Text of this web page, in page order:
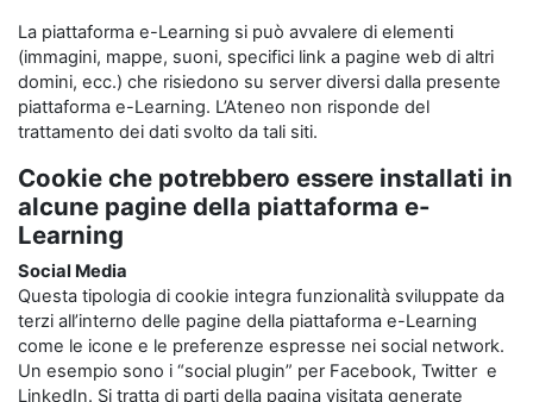
La piattaforma e-Learning si può avvalere di elementi
(immagini, mappe, suoni, specifici link a pagine web di altri
domini, ecc.) che risiedono su server diversi dalla presente
piattaforma e-Learning. L’Ateneo non risponde del
trattamento dei dati svolto da tali siti.
Cookie che potrebbero essere installati in
alcune pagine della piattaforma e-
Learning
Social Media
Questa tipologia di cookie integra funzionalità sviluppate da
terzi all’interno delle pagine della piattaforma e-Learning
come le icone e le preferenze espresse nei social network.
Un esempio sono i “social plugin” per Facebook, Twitter e
LinkedIn. Si tratta di parti della pagina visitata generate